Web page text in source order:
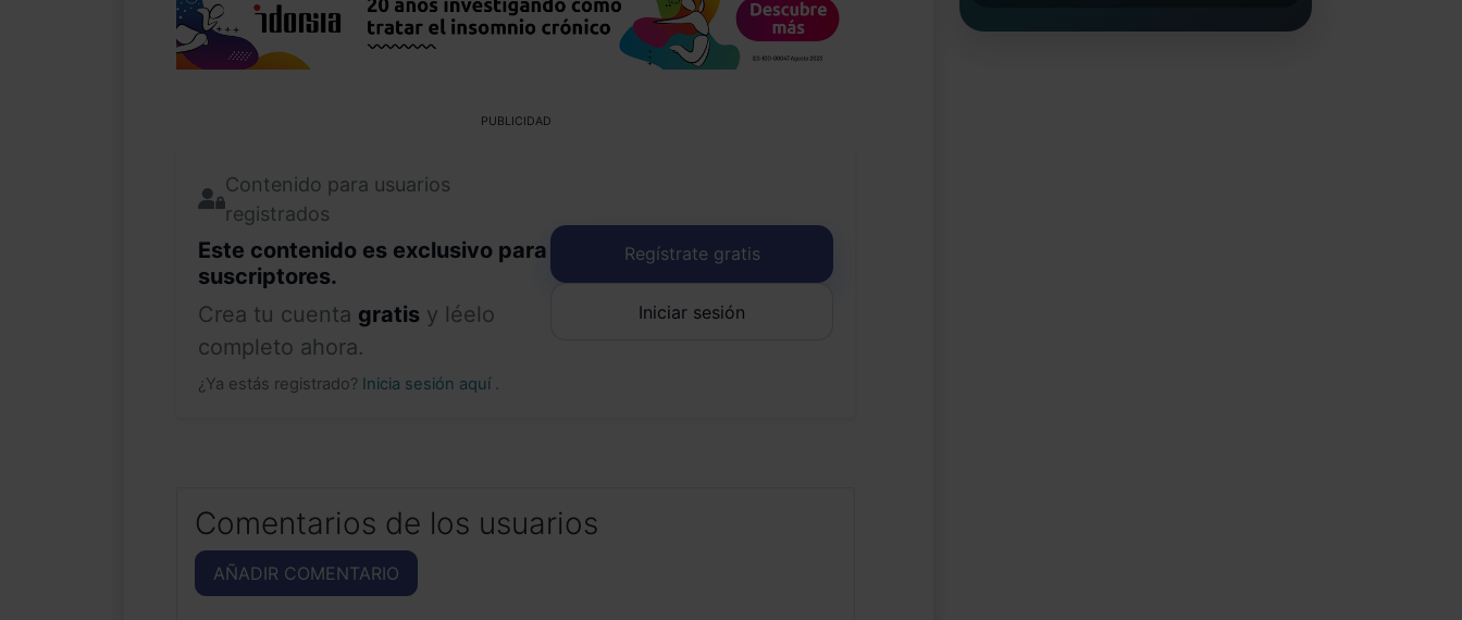
PUBLICIDAD
Contenido para usuarios
registrados
Este contenido es exclusivo para
suscriptores.
Crea tu cuenta gratis y léelo
completo ahora.
¿Ya estás registrado? Inicia sesión aquí .
Regístrate gratis
Iniciar sesión
Comentarios de los usuarios
AÑADIR COMENTARIO